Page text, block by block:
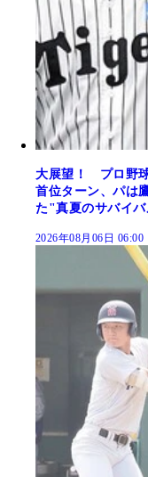
大展望！ プロ野
首位ターン、パは
た"真夏のサバイ
2026年08月06日 06:00